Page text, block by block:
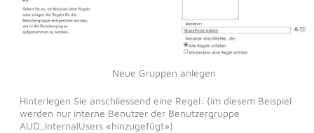
Neue Gruppen anlegen
Hinterlegen Sie anschliessend eine Regel: (im diesem Beispiel
werden nur interne Benutzer der Benutzergruppe
AUD_InternalUsers «hinzugefügt»)